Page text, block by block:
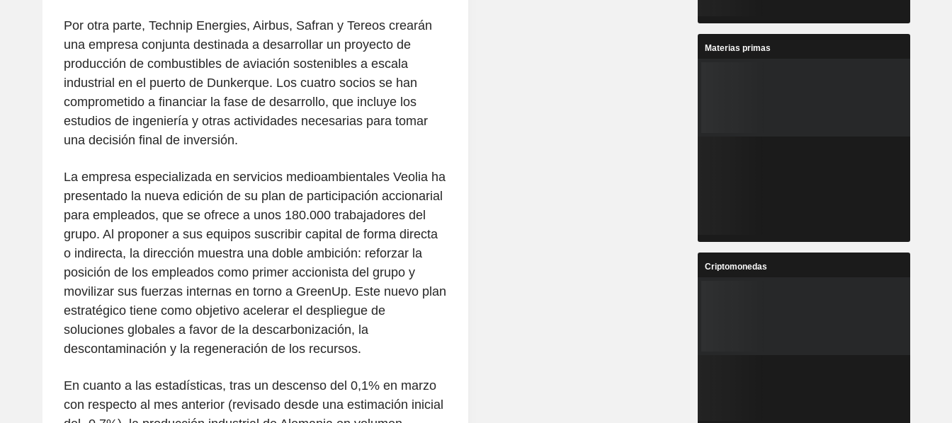
Por otra parte, Technip Energies, Airbus, Safran y Tereos crearán
una empresa conjunta destinada a desarrollar un proyecto de
producción de combustibles de aviación sostenibles a escala
industrial en el puerto de Dunkerque. Los cuatro socios se han
comprometido a financiar la fase de desarrollo, que incluye los
estudios de ingeniería y otras actividades necesarias para tomar
una decisión final de inversión.
La empresa especializada en servicios medioambientales Veolia ha
presentado la nueva edición de su plan de participación accionarial
para empleados, que se ofrece a unos 180.000 trabajadores del
grupo. Al proponer a sus equipos suscribir capital de forma directa
o indirecta, la dirección muestra una doble ambición: reforzar la
posición de los empleados como primer accionista del grupo y
movilizar sus fuerzas internas en torno a GreenUp. Este nuevo plan
estratégico tiene como objetivo acelerar el despliegue de
soluciones globales a favor de la descarbonización, la
descontaminación y la regeneración de los recursos.
En cuanto a las estadísticas, tras un descenso del 0,1% en marzo
con respecto al mes anterior (revisado desde una estimación inicial
Materias primas
Criptomonedas